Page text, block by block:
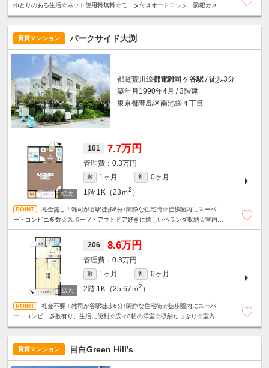
ゆとりのある生活☆ネット使用料無料☆モニタ付きオートロック、防犯カメ
賃貸マンション パークサイド大渕
都電荒川線都電雑司ヶ谷駅 / 徒歩3分
築年月1990年4月 / 3階建
東京都豊島区南池袋４丁目
101 7.7万円
0.3万円
敷 1ヶ月 礼
0ヶ月
1階 1K（23ｍ2 ）
礼金無し！雑司が谷駅徒歩6分♪閑静な住宅街☆徒歩圏内にスーパ
ー・コンビニ多数☆スポーツ・アウトドア好きに嬉しいベランダ収納☆室内洗
206 8.6万円
0.3万円
敷 1ヶ月 礼
0ヶ月
2階 1K（25.67ｍ2 ）
礼金不要！雑司が谷駅徒歩6分♪閑静な住宅街☆徒歩圏内にスーパ
ー・コンビニ多数有り、生活に便利☆広々8帖の洋室☆収納たっぷり☆室内洗濯
賃貸マンション 目白Green Hill’s